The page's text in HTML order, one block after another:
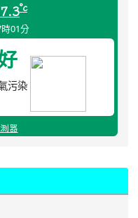
°c
01分
污染
器